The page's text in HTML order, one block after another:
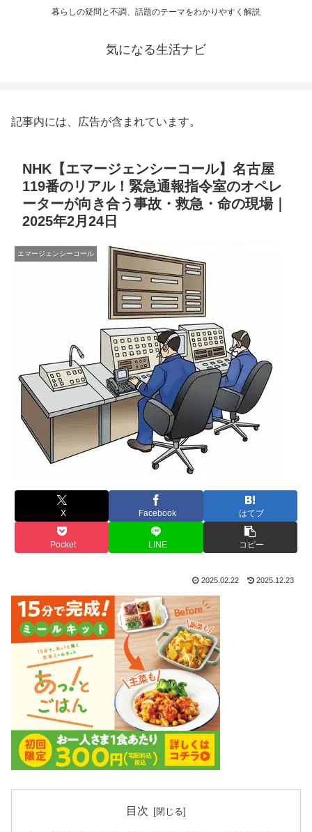
暮らしの疑問と不調、話題のテーマをわかりやすく解説
気になる生活ナビ
記事内には、広告が含まれています。
NHK【エマージェンシーコール】名古屋
119番のリアル！緊急通報指令室のオペレ
ーターが向き合う事故・救急・命の現場｜
2025年2月24日
エマージェンシーコール
X Facebook はてブ
Pocket LINE コピー
2025.02.22 2025.12.23
目次